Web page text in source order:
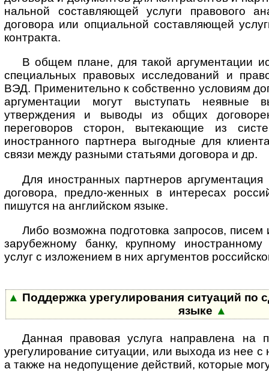
наль­ной составляющей услуги правового
договора или опциальной со­став­ля­ю­щей
контракта.
В общем плане, для такой аргументации
специальных правовых исследований и
ВЭД. Применительно к собственно условиям
аргументации могут выступать неявные
утверждения и выводы из общих
переговоров сторон, вытекающие из
иностранного партнера выгодные для
связи между разными статьями договора и др.
Для иностранных партнеров
договора, предло-женных в интересах
пишутся на английском языке.
Либо возможна подготовка запросов, писем
зарубежному банку, крупному
услуг с изложением в них аргументов
▲ Поддержка урегулирования ситуаций по
языке ▲
Данная правовая услуга направлена на
урегулирование ситуации, или выхода из нее
а также на недопущение действий, которые